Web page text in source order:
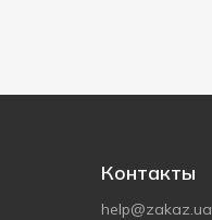
Контакты
help@zakaz.ua